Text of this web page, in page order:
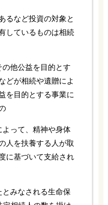
るなど投資の対象と
しているものは相続
他公益を目的とす
どが相続や遺贈によ
を目的とする事業に
って、精神や身体
人を扶養する人が取
に基づいて支給され
みなされる生命保